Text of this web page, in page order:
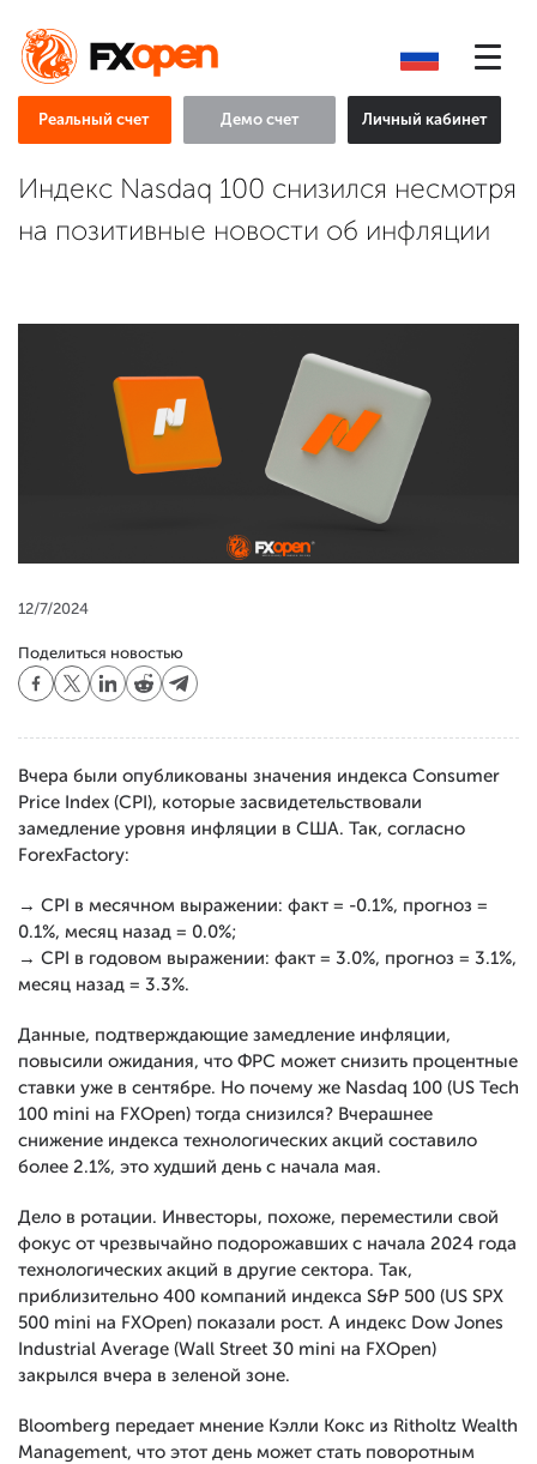
Реальный счет Демо счет Личный кабинет
Индекс Nasdaq 100 снизился несмотря
на позитивные новости об инфляции
12/7/2024
Поделиться новостью
Вчера были опубликованы значения индекса Consumer
Price Index (CPI), которые засвидетельствовали
замедление уровня инфляции в США. Так, согласно
ForexFactory:
→ CPI в месячном выражении: факт = -0.1%, прогноз =
0.1%, месяц назад = 0.0%;
→ CPI в годовом выражении: факт = 3.0%, прогноз = 3.1%,
месяц назад = 3.3%.
Данные, подтверждающие замедление инфляции,
повысили ожидания, что ФРС может снизить процентные
ставки уже в сентябре. Но почему же Nasdaq 100 (US Tech
100 mini на FXOpen) тогда снизился? Вчерашнее
снижение индекса технологических акций составило
более 2.1%, это худший день с начала мая.
Дело в ротации. Инвесторы, похоже, переместили свой
фокус от чрезвычайно подорожавших с начала 2024 года
технологических акций в другие сектора. Так,
приблизительно 400 компаний индекса S&P 500 (US SPX
500 mini на FXOpen) показали рост. А индекс Dow Jones
Industrial Average (Wall Street 30 mini на FXOpen)
закрылся вчера в зеленой зоне.
Bloomberg передает мнение Кэлли Кокс из Ritholtz Wealth
Management, что этот день может стать поворотным